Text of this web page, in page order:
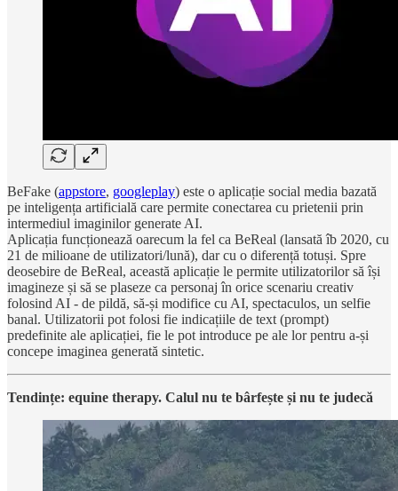
BeFake (appstore, googleplay) este o aplicație social media bazată
pe inteligența artificială care permite conectarea cu prietenii prin
intermediul imaginilor generate AI.
Aplicația funcționează oarecum la fel ca BeReal (lansată îb 2020, cu
21 de milioane de utilizatori/lună), dar cu o diferență totuși. Spre
deosebire de BeReal, această aplicație le permite utilizatorilor să își
imagineze și să se plaseze ca personaj în orice scenariu creativ
folosind AI - de pildă, să-și modifice cu AI, spectaculos, un selfie
banal. Utilizatorii pot folosi fie indicațiile de text (prompt)
predefinite ale aplicației, fie le pot introduce pe ale lor pentru a-și
concepe imaginea generată sintetic.
Tendințe: equine therapy. Calul nu te bârfește și nu te judecă